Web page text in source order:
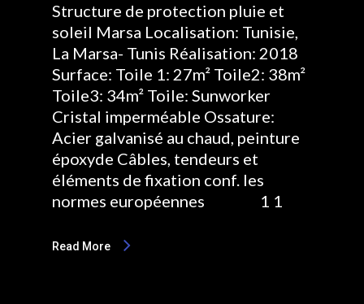
Structure de protection pluie et
soleil Marsa Localisation: Tunisie,
La Marsa- Tunis Réalisation: 2018
Surface: Toile 1: 27m² Toile2: 38m²
Toile3: 34m² Toile: Sunworker
Cristal imperméable Ossature:
Acier galvanisé au chaud, peinture
époxyde Câbles, tendeurs et
éléments de fixation conf. les
normes européennes 1 1
Read More